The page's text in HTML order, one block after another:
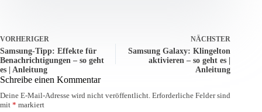
VORHERIGER
Samsung-Tipp: Effekte für
Benachrichtigungen – so geht
es | Anleitung
NÄCHSTER
Samsung Galaxy: Klingelton
aktivieren – so geht es |
Anleitung
Schreibe einen Kommentar
Deine E-Mail-Adresse wird nicht veröffentlicht. Erforderliche Felder sind
mit * markiert